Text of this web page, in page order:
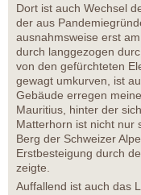
Dort ist auch Wechsel
der aus
ausnahmsweise erst
durch langgezogen
von den gefürchteten
gewagt umkurven, ist
Gebäude erregen
Mauritius, hinter der
Matterhorn ist nicht nur
Berg der Schweizer
Erstbesteigung durch
zeigte.
Auffallend ist auch das